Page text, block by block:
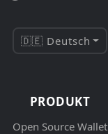
🇩🇪 Deutsch
PRODUKT
Open Source Wallet